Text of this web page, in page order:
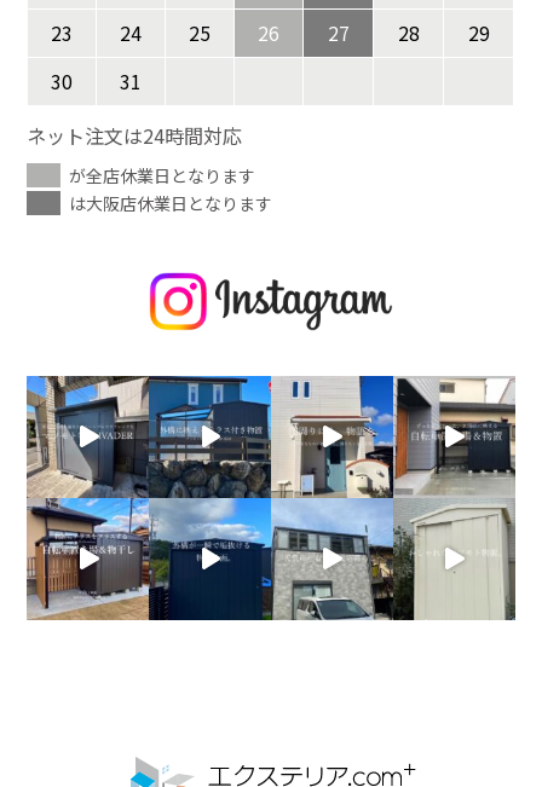
23
24 25 26 27 28
29
30
31
ネット注文は24時間対応
が全店休業日となります
は大阪店休業日となります